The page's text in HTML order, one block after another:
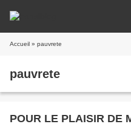
Accueil » pauvrete
pauvrete
POUR LE PLAISIR DE